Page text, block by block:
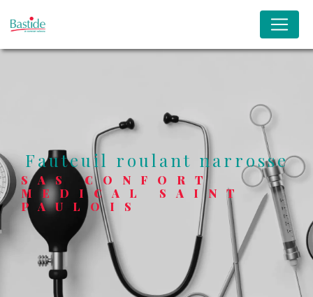
fauteuil roulant narrosse
SAS CONFORT
MEDICAL SAINT
PAULOIS